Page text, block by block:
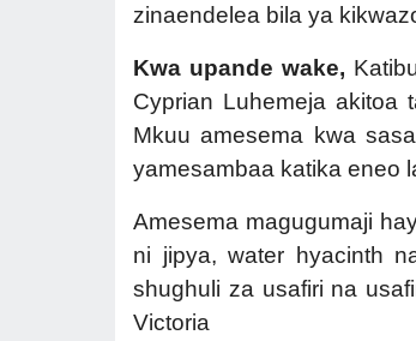
zinaendelea bila ya
Kwa upande wake,
Cyprian Luhemeja akitoa
Mkuu amesema kwa
yamesambaa katika eneo
Amesema magugumaji
ni jipya, water hyacinth
shughuli za usafiri na
Victoria